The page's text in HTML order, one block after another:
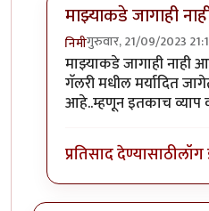
माझ्याकडे जागाही
निमीगुरुवार, 21/09/2023
In reply toप्रयोग चालू
माझ्याकडे जागाही नाही
गॅलरी मधील मर्यादित
आहे..म्हणून इतकाच व्याप
प्रतिसाद देण्यासाठीलॉग